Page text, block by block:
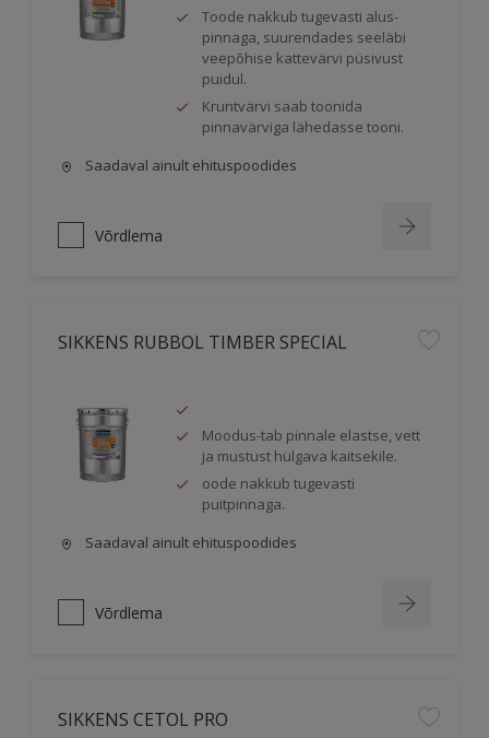
Toode nakkub tugevasti alus-
pinnaga, suurendades seeläbi
veepõhise kattevärvi püsivust
puidul.
Kruntvärvi saab toonida
pinnavärviga lähedasse tooni.
Saadaval ainult ehituspoodides
Võrdlema
SIKKENS RUBBOL TIMBER SPECIAL
Moodus-tab pinnale elastse, vett
ja mustust hülgava kaitsekile.
oode nakkub tugevasti
puitpinnaga.
Saadaval ainult ehituspoodides
Võrdlema
SIKKENS CETOL PRO